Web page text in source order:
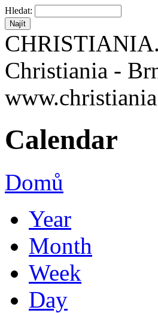
Hledat:
Christiania -
Calendar
Domů
Year
Month
Week
Day